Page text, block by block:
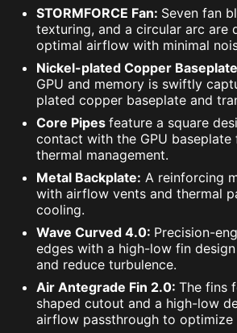
STORMFORCE Fan: Seven fan
texturing, and a circular arc are
optimal airflow with minimal
Nickel-plated Copper
GPU and memory is swiftly
plated copper baseplate and
Core Pipes feature a square
contact with the GPU
thermal management.
Metal Backplate: A reinforcing
with airflow vents and thermal
cooling.
Wave Curved 4.0: Precision-
edges with a high-low fin
and reduce turbulence.
Air Antegrade Fin 2.0: The fins
shaped cutout and a high-low
airflow passthrough to